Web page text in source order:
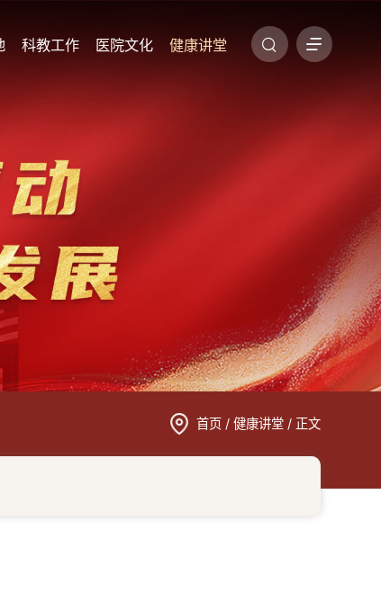
科教工作 医院文化 健康讲堂
首页/ 健康讲堂/ 正文